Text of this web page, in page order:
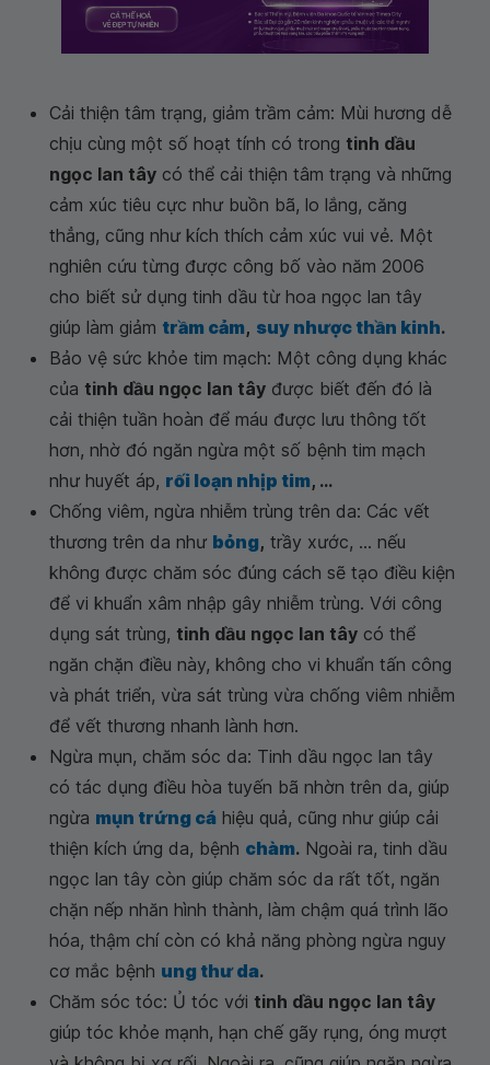
Cải thiện tâm trạng, giảm trầm cảm: Mùi hương dễ
chịu cùng một số hoạt tính có trong tinh dầu
ngọc lan tây có thể cải thiện tâm trạng và những
cảm xúc tiêu cực như buồn bã, lo lắng, căng
thẳng, cũng như kích thích cảm xúc vui vẻ. Một
nghiên cứu từng được công bố vào năm 2006
cho biết sử dụng tinh dầu từ hoa ngọc lan tây
giúp làm giảm trầm cảm, suy nhược thần kinh.
Bảo vệ sức khỏe tim mạch: Một công dụng khác
của tinh dầu ngọc lan tây được biết đến đó là
cải thiện tuần hoàn để máu được lưu thông tốt
hơn, nhờ đó ngăn ngừa một số bệnh tim mạch
như huyết áp, rối loạn nhịp tim, ...
Chống viêm, ngừa nhiễm trùng trên da: Các vết
thương trên da như bỏng, trầy xước, ... nếu
không được chăm sóc đúng cách sẽ tạo điều kiện
để vi khuẩn xâm nhập gây nhiễm trùng. Với công
dụng sát trùng, tinh dầu ngọc lan tây có thể
ngăn chặn điều này, không cho vi khuẩn tấn công
và phát triển, vừa sát trùng vừa chống viêm nhiễm
để vết thương nhanh lành hơn.
Ngừa mụn, chăm sóc da: Tinh dầu ngọc lan tây
có tác dụng điều hòa tuyến bã nhờn trên da, giúp
ngừa mụn trứng cá hiệu quả, cũng như giúp cải
thiện kích ứng da, bệnh chàm. Ngoài ra, tinh dầu
ngọc lan tây còn giúp chăm sóc da rất tốt, ngăn
chặn nếp nhăn hình thành, làm chậm quá trình lão
hóa, thậm chí còn có khả năng phòng ngừa nguy
cơ mắc bệnh ung thư da.
Chăm sóc tóc: Ủ tóc với tinh dầu ngọc lan tây
giúp tóc khỏe mạnh, hạn chế gãy rụng, óng mượt